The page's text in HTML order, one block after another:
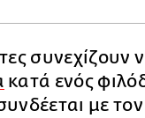
κατά ενός
με